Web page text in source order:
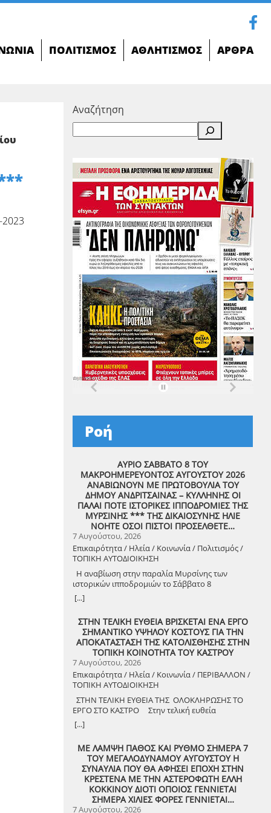
ΠΟΛΙΤΙΣΜΌΣ ΑΘΛΗΤΙΣΜΌΣ ΆΡΘΡΑ
Αναζήτηση
Ροή
ΑΥΡΙΟ ΣΑΒΒΑΤΟ 8 ΤΟΥ
ΜΑΚΡΟΗΜΕΡΕΥΟΝΤΟΣ ΑΥΓΟΥΣΤΟΥ 2026
ΑΝΑΒΙΩΝΟΥΝ ΜΕ ΠΡΩΤΟΒΟΥΛΙΑ ΤΟΥ
ΔΗΜΟΥ ΑΝΔΡΙΤΣΑΙΝΑΣ – ΚΥΛΛΗΝΗΣ ΟΙ
ΠΑΛΑΙ ΠΟΤΕ ΙΣΤΟΡΙΚΕΣ ΙΠΠΟΔΡΟΜΙΕΣ ΤΗΣ
ΜΥΡΣΙΝΗΣ *** ΤΗΣ ΔΙΚΑΙΟΣΥΝΗΣ ΗΛΙΕ
ΝΟΗΤΕ ΟΣΟΙ ΠΙΣΤΟΙ ΠΡΟΣΕΛΘΕΤΕ…
7 Αυγούστου, 2026
Επικαιρότητα / Ηλεία / Κοινωνία / Πολιτισμός /
ΤΟΠΙΚΗ ΑΥΤΟΔΙΟΙΚΗΣΗ
Η αναβίωση στην παραλία Μυρσίνης των
ιστορικών ιπποδρομιών το Σάββατο 8
Αυγούστου 2026
[...]
ΣΤΗΝ ΤΕΛΙΚΗ ΕΥΘΕΙΑ ΒΡΙΣΚΕΤΑΙ ΕΝΑ ΕΡΓΟ
ΣΗΜΑΝΤΙΚΟ ΥΨΗΛΟΥ ΚΟΣΤΟΥΣ ΓΙΑ ΤΗΝ
ΑΠΟΚΑΤΑΣΤΑΣΗ ΤΗΣ ΚΑΤΟΛΙΣΘΗΣΗΣ ΣΤΗΝ
ΤΟΠΙΚΗ ΚΟΙΝΟΤΗΤΑ ΤΟΥ ΚΑΣΤΡΟΥ
7 Αυγούστου, 2026
Επικαιρότητα / Ηλεία / Κοινωνία / ΠΕΡΙΒΑΛΛΟΝ /
ΤΟΠΙΚΗ ΑΥΤΟΔΙΟΙΚΗΣΗ
ΣΤΗΝ ΤΕΛΙΚΗ ΕΥΘΕΙΑ ΤΗΣ ΟΛΟΚΛΗΡΩΣΗΣ ΤΟ
ΕΡΓΟ ΣΤΟ ΚΑΣΤΡΟ Στην τελική ευθεία
ολοκλήρωσης βρίσκεται το κρίσιμο έργο
αποκατάστασης της κατολίσθησης στην Τ.Κ.
ευρώ. Έπειτα από αυτοψία που πραγματοποίησε
ο Δήμαρχος Ανδραβίδας-Κυλλήνης, Γιάννης
Λέντζας, μαζί με κλιμάκιο της Τεχνικής Υπηρεσίας
και εκπροσώπους της δημοτικής αρχής,
διαπιστώθηκε πως οι παρεμβάσεις προχωρούν
άμεσα και αυστηρά εντός των
[...]
ΜΕ ΛΑΜΨΗ ΠΑΘΟΣ ΚΑΙ ΡΥΘΜΟ ΣΗΜΕΡΑ 7
ΤΟΥ ΜΕΓΑΛΟΔΥΝΑΜΟΥ ΑΥΓΟΥΣΤΟΥ Η
ΣΥΝΑΥΛΙΑ ΠΟΥ ΘΑ ΑΦΗΣΕΙ ΕΠΟΧΗ ΣΤΗΝ
ΚΡΕΣΤΕΝΑ ΜΕ ΤΗΝ ΑΣΤΕΡΟΦΩΤΗ ΕΛΛΗ
ΚΟΚΚΙΝΟΥ ΔΙΟΤΙ ΟΠΟΙΟΣ ΓΕΝΝΙΕΤΑΙ
ΣΗΜΕΡΑ ΧΙΛΙΕΣ ΦΟΡΕΣ ΓΕΝΝΙΕΤΑΙ…
7 Αυγούστου, 2026